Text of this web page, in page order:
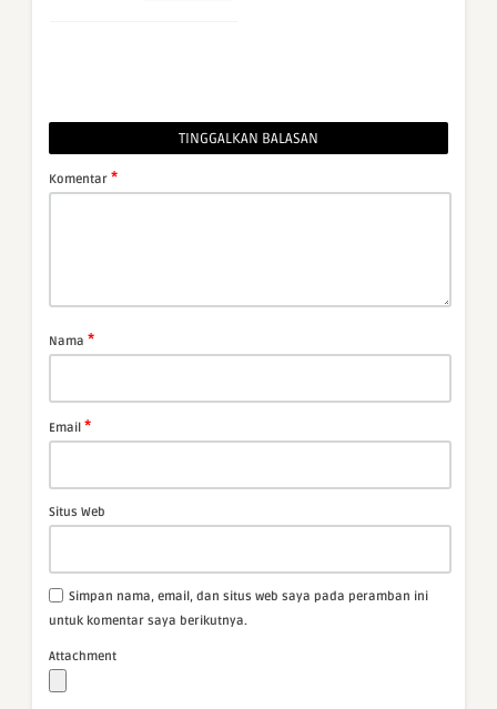
TINGGALKAN BALASAN
Komentar *
Nama *
Email *
Situs Web
Simpan nama, email, dan situs web saya pada peramban ini
untuk komentar saya berikutnya.
Attachment